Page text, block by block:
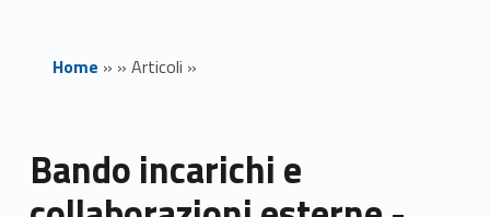
Home » » Articoli »
Bando incarichi e